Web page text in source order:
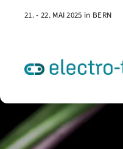
21. - 22. MAI 2025 in BERN